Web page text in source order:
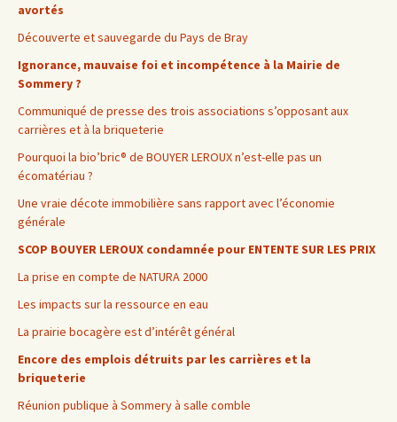
avortés
Découverte et sauvegarde du Pays de Bray
Ignorance, mauvaise foi et incompétence à la Mairie de
Sommery ?
Communiqué de presse des trois associations s’opposant aux
carrières et à la briqueterie
Pourquoi la bio’bric® de BOUYER LEROUX n’est-elle pas un
écomatériau ?
Une vraie décote immobilière sans rapport avec l’économie
générale
SCOP BOUYER LEROUX condamnée pour ENTENTE SUR LES PRIX
La prise en compte de NATURA 2000
Les impacts sur la ressource en eau
La prairie bocagère est d’intérêt général
Encore des emplois détruits par les carrières et la
briqueterie
Réunion publique à Sommery à salle comble